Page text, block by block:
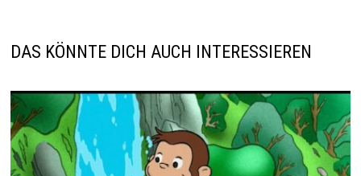
DAS KÖNNTE DICH AUCH INTERESSIEREN